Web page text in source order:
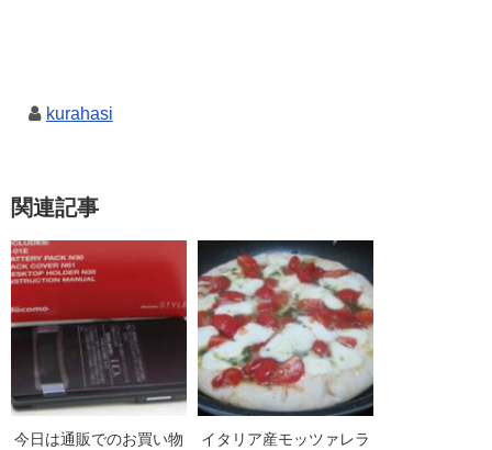
kurahasi
関連記事
今日は通販でのお買い物
イタリア産モッツァレラ